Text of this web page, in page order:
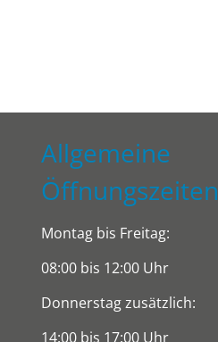
Allgemeine
Öffnungszeiten
Montag bis Freitag:
08:00 bis 12:00 Uhr
Donnerstag zusätzlich:
14:00 bis 17:00 Uhr